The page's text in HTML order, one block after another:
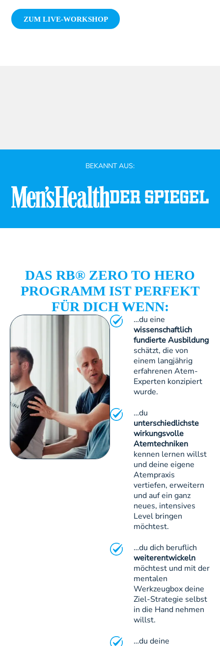
ZUM LIVE-WORKSHOP
BEKANNT AUS:
DAS RB® ZERO TO HERO
PROGRAMM IST PERFEKT
FÜR DICH WENN:
…du eine
wissenschaftlich
fundierte Ausbildung
schätzt, die von
einem langjährig
erfahrenen Atem-
Experten konzipiert
wurde.
…du
unterschiedlichste
wirkungsvolle
Atemtechniken
kennen lernen willst
und deine eigene
Atempraxis
vertiefen, erweitern
und auf ein ganz
neues, intensives
Level bringen
möchtest.
…du dich beruflich
weiterentwickeln
möchtest und mit der
mentalen
Werkzeugbox deine
Ziel-Strategie selbst
in die Hand nehmen
willst.
…du deine